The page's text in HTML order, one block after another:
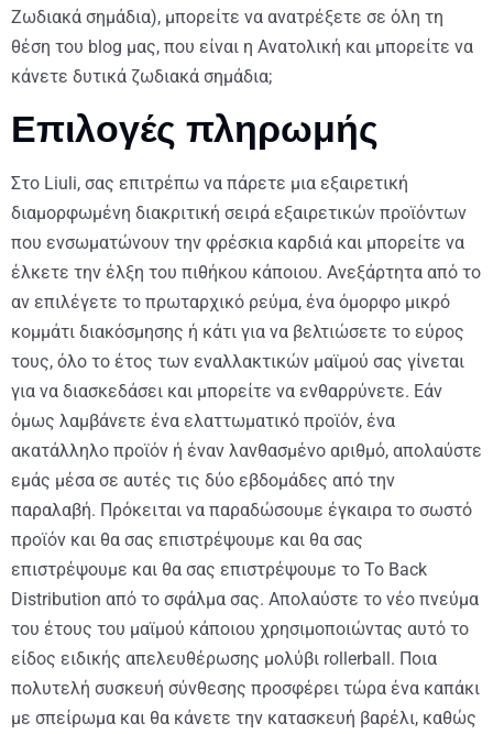
Ζωδιακά σημάδια), μπορείτε να ανατρέξετε σε όλη τη
θέση του blog μας, που είναι η Ανατολική και μπορείτε να
κάνετε δυτικά ζωδιακά σημάδια;
Επιλογές πληρωμής
Στο Liuli, σας επιτρέπω να πάρετε μια εξαιρετική
διαμορφωμένη διακριτική σειρά εξαιρετικών προϊόντων
που ενσωματώνουν την φρέσκια καρδιά και μπορείτε να
έλκετε την έλξη του πιθήκου κάποιου. Ανεξάρτητα από το
αν επιλέγετε το πρωταρχικό ρεύμα, ένα όμορφο μικρό
κομμάτι διακόσμησης ή κάτι για να βελτιώσετε το εύρος
τους, όλο το έτος των εναλλακτικών μαϊμού σας γίνεται
για να διασκεδάσει και μπορείτε να ενθαρρύνετε. Εάν
όμως λαμβάνετε ένα ελαττωματικό προϊόν, ένα
ακατάλληλο προϊόν ή έναν λανθασμένο αριθμό, απολαύστε
εμάς μέσα σε αυτές τις δύο εβδομάδες από την
παραλαβή. Πρόκειται να παραδώσουμε έγκαιρα το σωστό
προϊόν και θα σας επιστρέψουμε και θα σας
επιστρέψουμε και θα σας επιστρέψουμε το To Back
Distribution από το σφάλμα σας. Απολαύστε το νέο πνεύμα
του έτους του μαϊμού κάποιου χρησιμοποιώντας αυτό το
είδος ειδικής απελευθέρωσης μολύβι rollerball. Ποια
πολυτελή συσκευή σύνθεσης προσφέρει τώρα ένα καπάκι
με σπείρωμα και θα κάνετε την κατασκευή βαρέλι, καθώς